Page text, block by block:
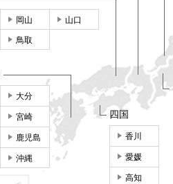
岡山 山口
鳥取
四国
香川
愛媛
高知
大分
宮崎
鹿児島
沖縄